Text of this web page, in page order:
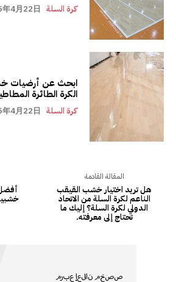
كرة السلة 4月22日
ابحث عن أرضيات
الكرة الطائرة
كرة السلة 4月22日
المقالة القادمة
هل تريد اختيار خشب القيقب
الناعم لكرة السلة من الاتحاد
الدولي لكرة السلة؟ إليك ما
تحتاج إلى معرفته.